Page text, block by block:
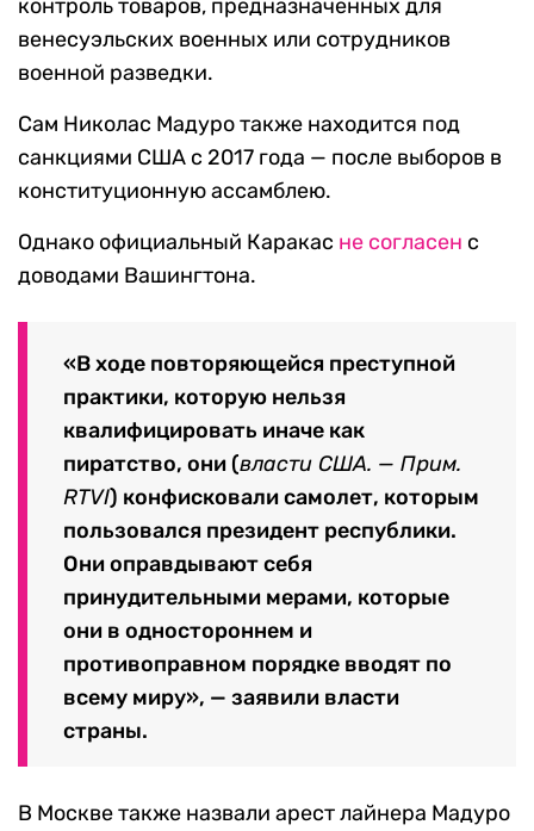
контроль товаров, предназначенных для
венесуэльских военных или сотрудников
военной разведки.
Сам Николас Мадуро также находится под
санкциями США с 2017 года — после выборов в
конституционную ассамблею.
Однако официальный Каракас не согласен с
доводами Вашингтона.
«В ходе повторяющейся преступной
практики, которую нельзя
квалифицировать иначе как
пиратство, они (власти США. — Прим.
RTVI) конфисковали самолет, которым
пользовался президент республики.
Они оправдывают себя
принудительными мерами, которые
они в одностороннем и
противоправном порядке вводят по
всему миру», — заявили власти
страны.
В Москве также назвали арест лайнера Мадуро